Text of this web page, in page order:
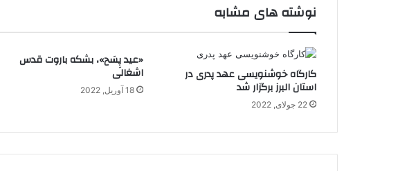
نوشته های مشابه
کارگاه خوشنویسی عهد پدری در
استان البرز برگزار شد
22 جولای, 2022
«عید پِسَح»، بشکه باروت قدس
اشغالی
18 آوریل, 2022